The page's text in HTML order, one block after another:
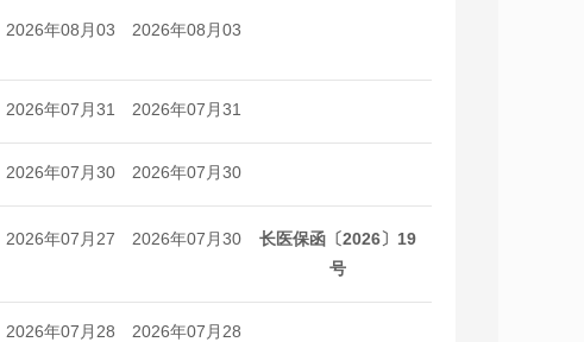
2026年08月03
2026年08月03
2026年07月31
日
2026年07月31
日
2026年07月30
日
2026年07月30
日
2026年07月27
2026年07月30
长医保函〔2026〕19
号
2026年07月28
2026年07月28